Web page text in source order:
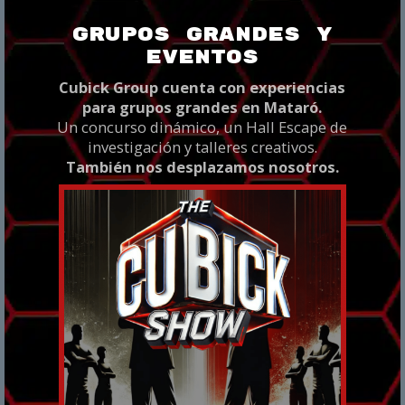
GRUPOS GRANDES Y
EVENTOS
Cubick Group cuenta con experiencias
para grupos grandes en Mataró.
Un concurso dinámico, un Hall Escape de
investigación y talleres creativos.
También nos desplazamos nosotros.